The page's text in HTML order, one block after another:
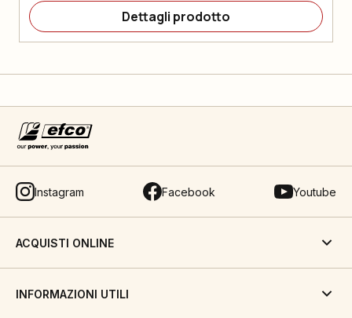
Dettagli prodotto
Instagram Facebook Youtube
ACQUISTI ONLINE
INFORMAZIONI UTILI